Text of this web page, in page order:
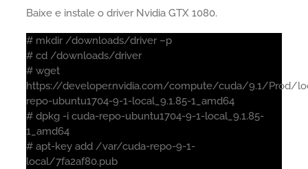
Baixe e instale o driver Nvidia GTX 1080.
# mkdir /downloads/driver –p
# cd /downloads/driver
# wget
https://developer.nvidia.com/compute/cuda/9.1/Prod/
repo-ubuntu1704-9-1-local_9.1.85-1_amd64
# dpkg -i cuda-repo-ubuntu1704-9-1-local_9.1.85-
1_amd64
# apt-key add /var/cuda-repo-9-1-
local/7fa2af80.pub